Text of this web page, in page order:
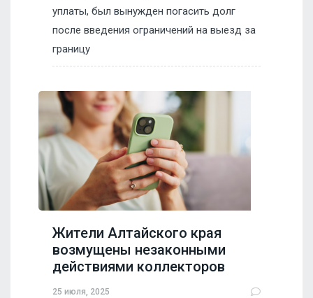
уплаты, был вынужден погасить долг
после введения ограничений на выезд за
границу
Жители Алтайского края
возмущены незаконными
действиями коллекторов
25 июля, 2025